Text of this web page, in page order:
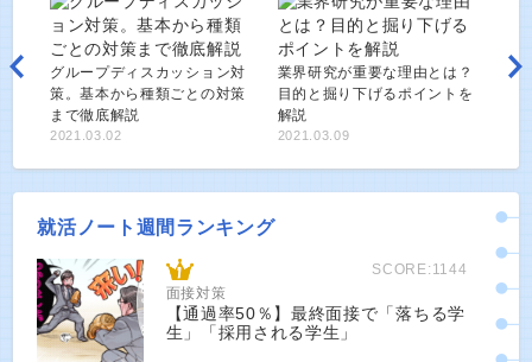
グループディスカッション対
策。基本から種類ごとの対策
まで徹底解説
2021.03.02
業界研究が重要な理由とは？
目的と掘り下げるポイントを
解説
2021.03.09
就活ノート週間ランキング
SCORE:1144
面接対策
【通過率50％】最終面接で「落ちる学
生」「採用される学生」